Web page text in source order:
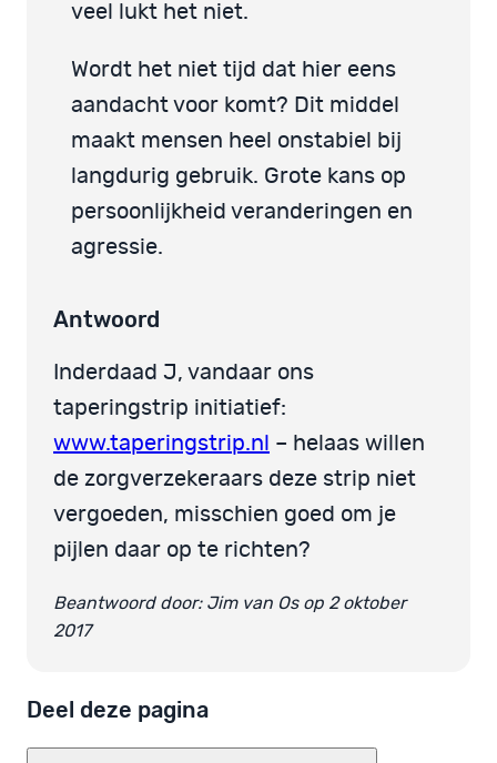
veel lukt het niet.
Wordt het niet tijd dat hier eens
aandacht voor komt? Dit middel
maakt mensen heel onstabiel bij
langdurig gebruik. Grote kans op
persoonlijkheid veranderingen en
agressie.
Antwoord
Inderdaad J, vandaar ons
taperingstrip initiatief:
www.taperingstrip.nl – helaas willen
de zorgverzekeraars deze strip niet
vergoeden, misschien goed om je
pijlen daar op te richten?
Beantwoord door: Jim van Os op 2 oktober
2017
Deel deze pagina